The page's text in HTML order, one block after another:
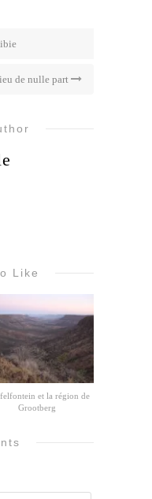
de nulle part
Like
et la région de
Grootberg